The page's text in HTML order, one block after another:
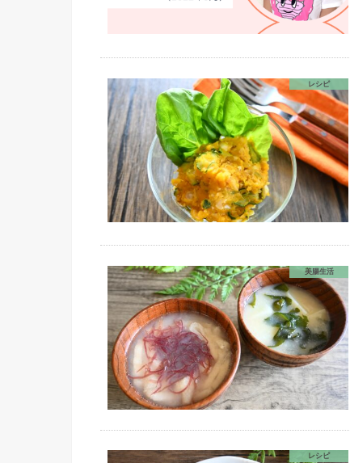
レシピ
美腸生活
レシピ